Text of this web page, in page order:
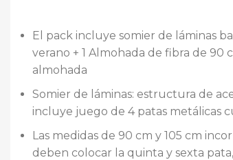
El pack incluye somier de láminas
verano + 1 Almohada de fibra de
almohada
Somier de láminas: estructura de
incluye juego de 4 patas metálicas
Las medidas de 90 cm y 105 cm
deben colocar la quinta y sexta